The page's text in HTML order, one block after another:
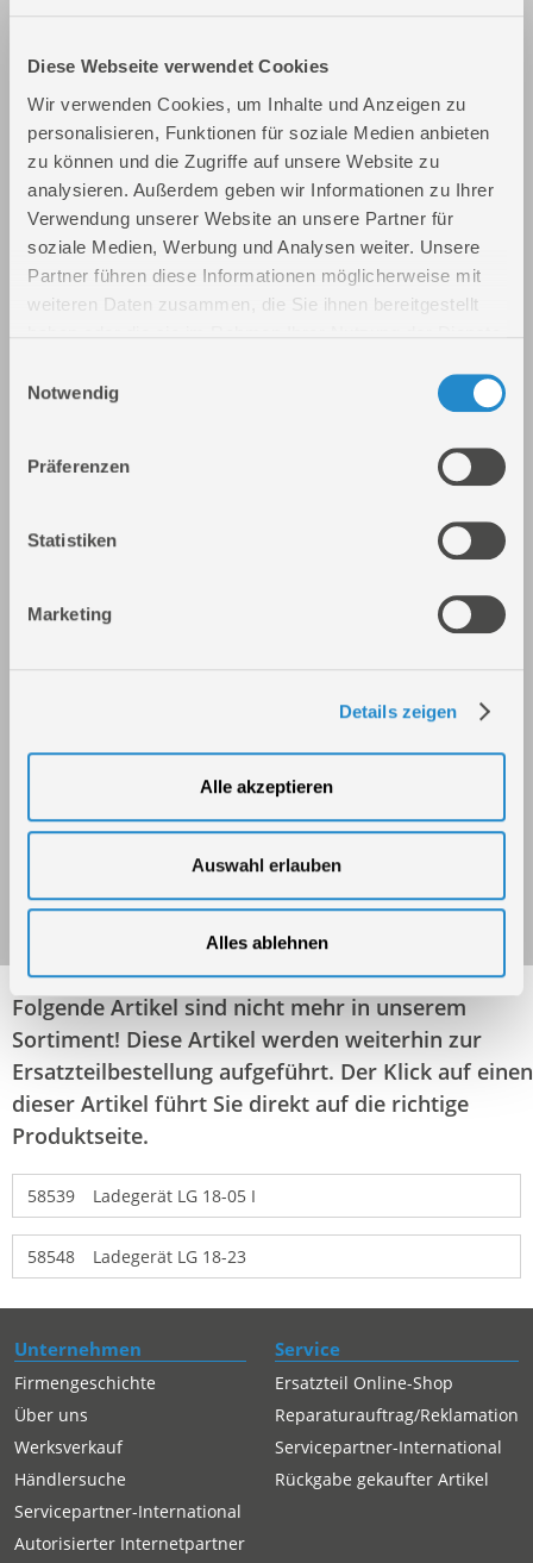
Diese Webseite verwendet Cookies
Wir verwenden Cookies, um Inhalte und Anzeigen zu
personalisieren, Funktionen für soziale Medien anbieten
zu können und die Zugriffe auf unsere Website zu
analysieren. Außerdem geben wir Informationen zu Ihrer
Verwendung unserer Website an unsere Partner für
soziale Medien, Werbung und Analysen weiter. Unsere
Partner führen diese Informationen möglicherweise mit
weiteren Daten zusammen, die Sie ihnen bereitgestellt
Notwendig
Präferenzen
Statistiken
Marketing
Details zeigen
Alle akzeptieren
Auswahl erlauben
Alles ablehnen
Ladegerät LG 18-05 II
Art.-Nr.: 58561
Ladegerät LG 40-30
Folgende Artikel sind nicht mehr in unserem
Sortiment! Diese Artikel werden weiterhin zur
Ersatzteilbestellung aufgeführt. Der Klick auf einen
dieser Artikel führt Sie direkt auf die richtige
Produktseite.
58539 Ladegerät LG 18-05 I
58548 Ladegerät LG 18-23
Unternehmen
Firmengeschichte
Über uns
Werksverkauf
Händlersuche
Servicepartner-International
Autorisierter Internetpartner
Service
Ersatzteil Online-Shop
Reparaturauftrag/Reklamation
Servicepartner-International
Rückgabe gekaufter Artikel